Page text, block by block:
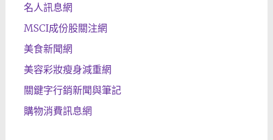
名人訊息網
MSCI成份股關注網
美食新聞網
美容彩妝瘦身減重網
關鍵字行銷新聞與筆記
購物消費訊息網